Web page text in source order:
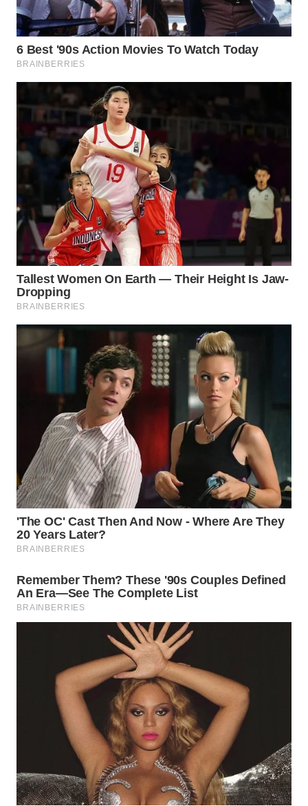
WN
BOROBUDUR
WN
MADURA
WN
NATUNA
WN
BINTAN
WN
MANDALIKA
LIKUPANG
LABUANBAJO
WN
BORNEO
Wahana
Media
Group
WAHANA
WAHANA
TANI
WAHANA
INFRASTRUKTUR
WAHANA
WAHANA